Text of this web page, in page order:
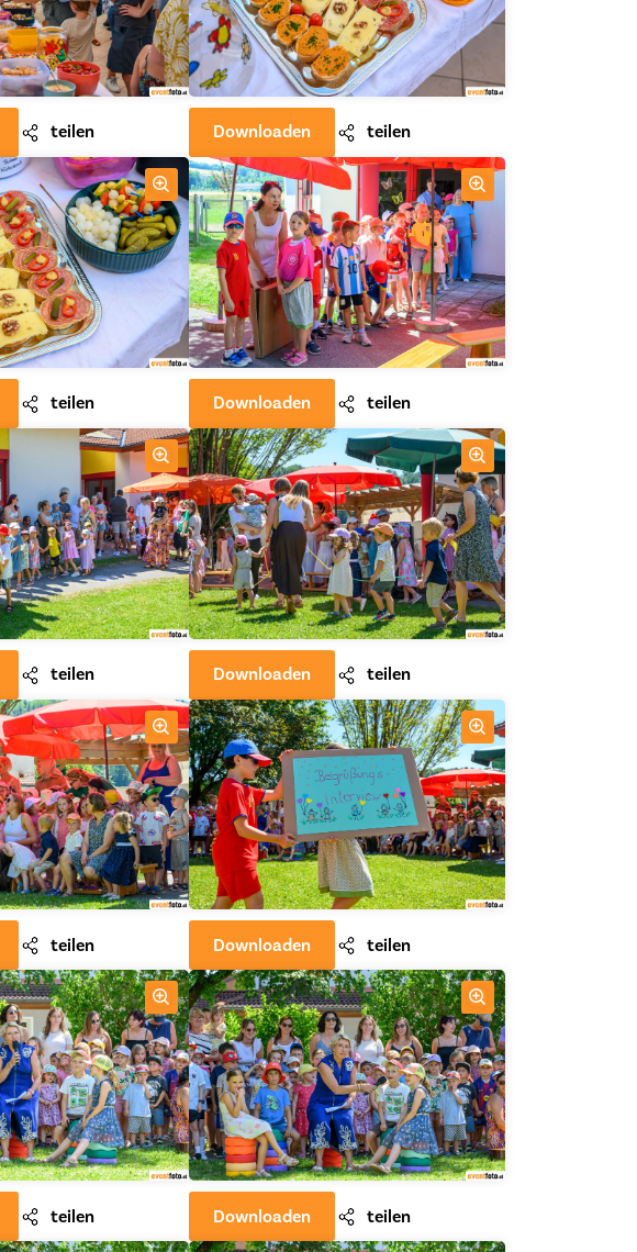
teilen Downloaden teilen
teilen Downloaden teilen
teilen Downloaden teilen
teilen Downloaden teilen
teilen Downloaden teilen